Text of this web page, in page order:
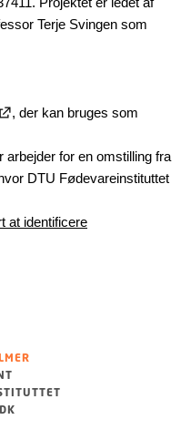
Terje Svingen som
, der kan bruges som
arbejder for en omstilling fra
DTU Fødevareinstituttet
at identificere